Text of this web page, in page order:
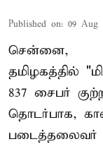
Published on: 09 Aug
சென்னை,
தமிழகத்தில்
837 சைபர்
தொடர்பாக,
படைத்தலைவர்